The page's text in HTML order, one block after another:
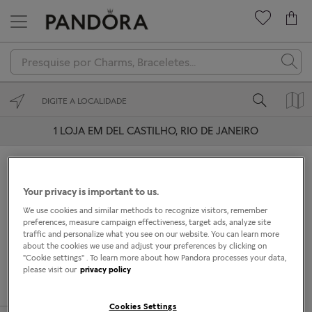
Novidades
Anéis
Brincos
Coleções
Presenteie
1 LOJA EM DEL CASTILHO, RIO DE JANEIRO
VENDEDOR AUTORIZADO
Avenida Pastor Martin Luther King Jr 126
Del Castilho, Rio de Janeiro 20765-000
COMO CHEGAR
Your privacy is important to us.
We use cookies and similar methods to recognize visitors, remember
preferences, measure campaign effectiveness, target ads, analyze site
traffic and personalize what you see on our website. You can learn more
about the cookies we use and adjust your preferences by clicking on
"Cookie settings" . To learn more about how Pandora processes your data,
please visit our privacy policy
Cookies Settings